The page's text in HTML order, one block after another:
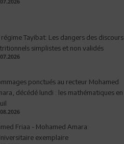
régime Tayibat: Les dangers des discours
simplistes et non validés
ponctués au recteur Mohamed
décédé lundi : les mathématiques en
Friaa - Mohamed Amara:
exemplaire